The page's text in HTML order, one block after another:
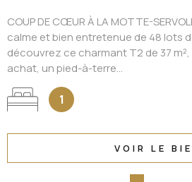
COUP DE CŒUR À LA MOTTE-
calme et bien entretenue de 48 lots
découvrez ce charmant T2 de 37
achat, un pied-à-terre...
1
VOIR LE